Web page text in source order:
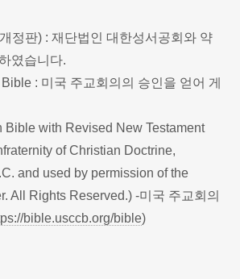
정판) : 재단법인 대한성서공회와 약
였습니다.
: 미국 주교회의의 승인을 얻어 게
Bible with Revised New Testament
of Christian Doctrine,
and used by permission of the
All Rights Reserved.) -미국 주교회의
bible.usccb.org/bible)